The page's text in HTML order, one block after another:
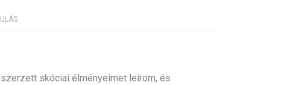
skóciai élményeimet leírom, és